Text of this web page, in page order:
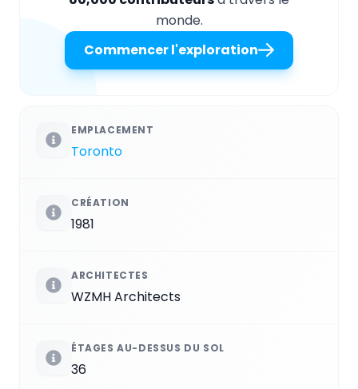
monde.
Commencer l'exploration
EMPLACEMENT
Toronto
CRÉATION
1981
ARCHITECTES
WZMH Architects
ÉTAGES AU-DESSUS DU SOL
36